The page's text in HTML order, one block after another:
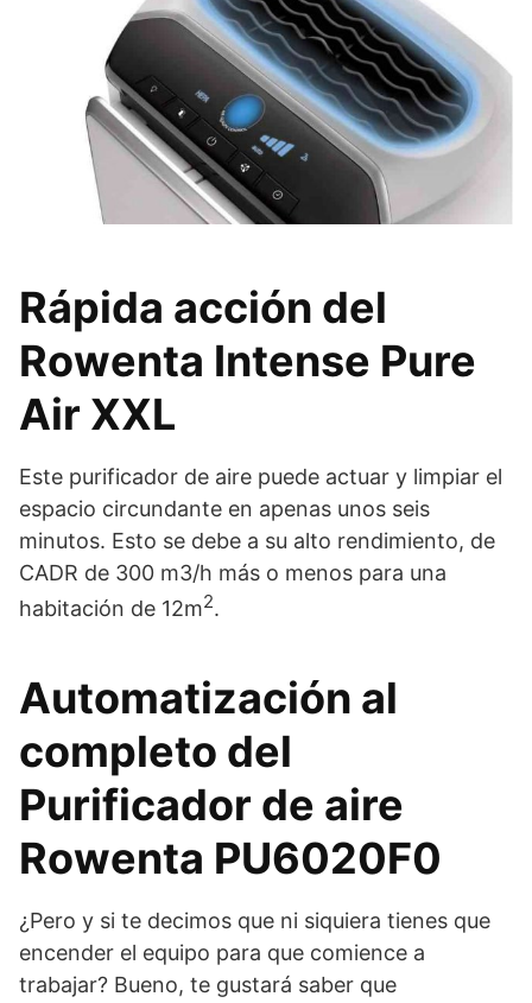
Rápida acción del
Rowenta Intense Pure
Air XXL
Este purificador de aire puede actuar y limpiar el
espacio circundante en apenas unos seis
minutos. Esto se debe a su alto rendimiento, de
CADR de 300 m3/h más o menos para una
habitación de 12m2.
Automatización al
completo del
Purificador de aire
Rowenta PU6020F0
¿Pero y si te decimos que ni siquiera tienes que
encender el equipo para que comience a
trabajar? Bueno, te gustará saber que